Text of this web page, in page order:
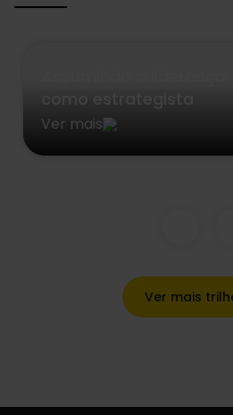
Ver mais
Ver mais